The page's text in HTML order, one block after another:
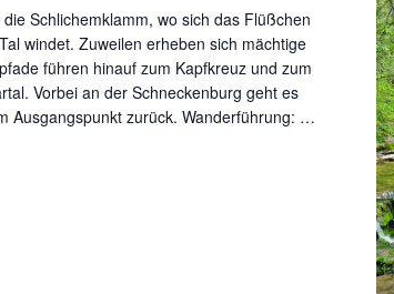
Schlichemklamm, wo sich das Flüßchen
windet. Zuweilen erheben sich mächtige
führen hinauf zum Kapfkreuz und zum
Vorbei an der Schneckenburg geht es
Ausgangspunkt zurück. Wanderführung: …